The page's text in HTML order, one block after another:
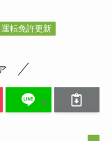
運転免許更新